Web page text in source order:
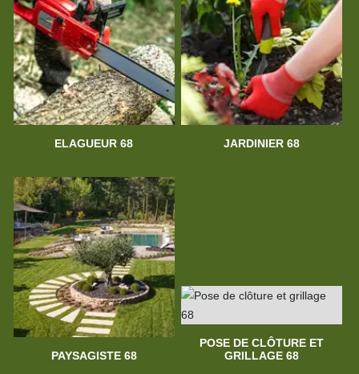
ELAGUEUR 68 JARDINIER 68
PAYSAGISTE 68
POSE DE CLÔTURE ET
GRILLAGE 68